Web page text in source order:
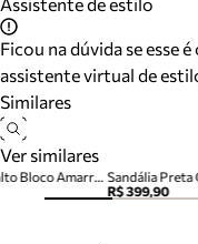
Ficou na dúvida se esse
assistente virtual de
Similares
Ver similares
Sandália Preta
R$ 399,90
Sandália Camila Nobuck Nó Salto Bloco Amarração Preta